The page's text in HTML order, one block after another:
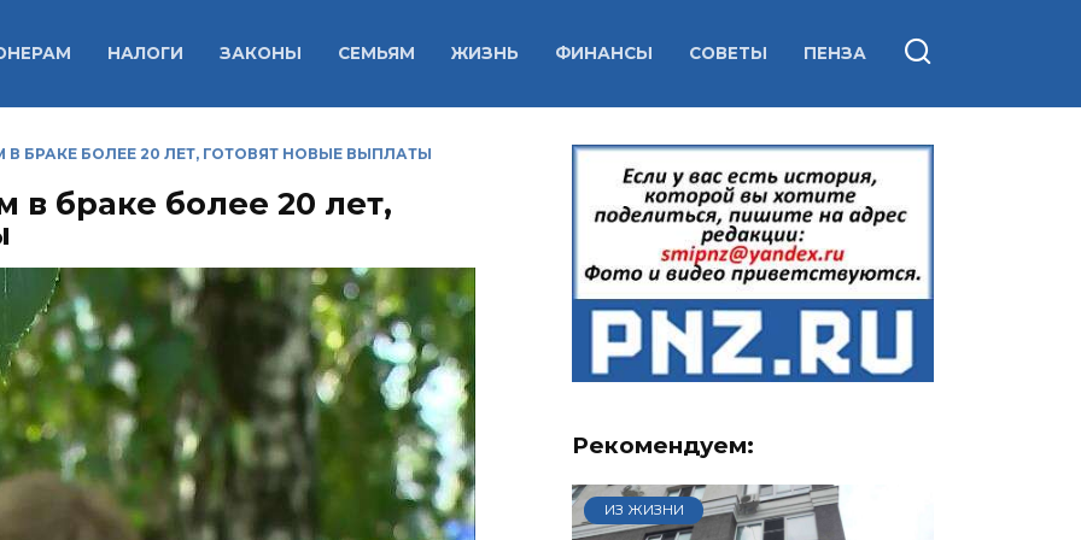
НАЛОГИ ЗАКОНЫ СЕМЬЯМ ЖИЗНЬ ФИНАНСЫ СОВЕТЫ ПЕНЗА
БРАКЕ БОЛЕЕ 20 ЛЕТ, ГОТОВЯТ НОВЫЕ ВЫПЛАТЫ
браке более 20 лет,
Рекомендуем:
ИЗ ЖИЗНИ